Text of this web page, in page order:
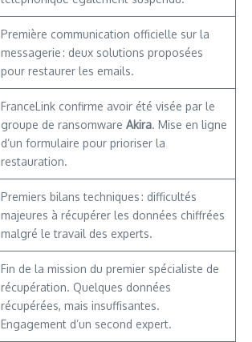
Première communication officielle sur la
messagerie : deux solutions proposées
pour restaurer les emails.
FranceLink confirme avoir été visée par le
groupe de ransomware Akira. Mise en ligne
d’un formulaire pour prioriser la
restauration.
Premiers bilans techniques : difficultés
majeures à récupérer les données chiffrées
malgré le travail des experts.
Fin de la mission du premier spécialiste de
récupération. Quelques données
récupérées, mais insuffisantes.
Engagement d’un second expert.